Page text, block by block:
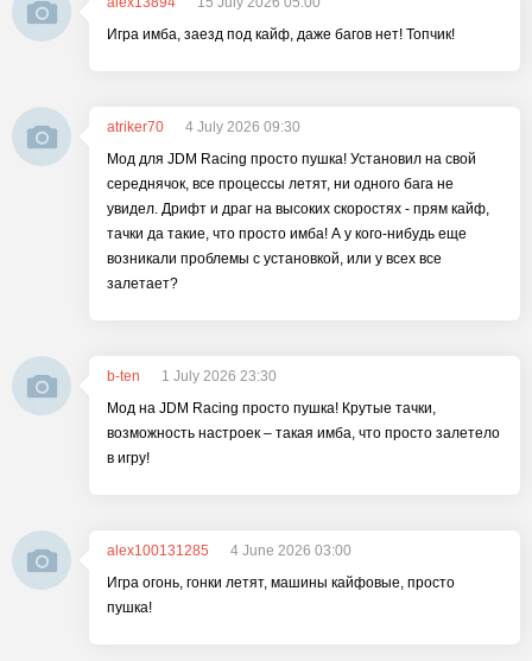
Игра имба, заезд под кайф, даже багов нет! Топчик!
atriker70
4 July 2026 09:30
Мод для JDM Racing просто пушка! Установил на свой
середнячок, все процессы летят, ни одного бага не
увидел. Дрифт и драг на высоких скоростях - прям кайф,
тачки да такие, что просто имба! А у кого-нибудь еще
возникали проблемы с установкой, или у всех все
залетает?
b-ten
1 July 2026 23:30
Мод на JDM Racing просто пушка! Крутые тачки,
возможность настроек – такая имба, что просто залетело
в игру!
alex100131285
4 June 2026 03:00
Игра огонь, гонки летят, машины кайфовые, просто
пушка!